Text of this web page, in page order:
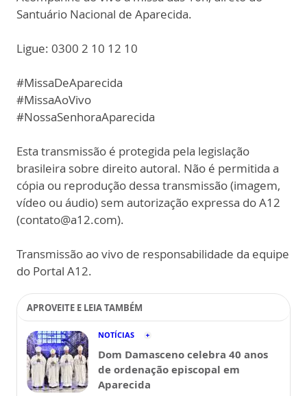
Santuário Nacional de Aparecida.
Ligue: 0300 2 10 12 10
#MissaDeAparecida
#MissaAoVivo
#NossaSenhoraAparecida
Esta transmissão é protegida pela legislação
brasileira sobre direito autoral. Não é permitida a
cópia ou reprodução dessa transmissão (imagem,
vídeo ou áudio) sem autorização expressa do A12
(contato@a12.com).
Transmissão ao vivo de responsabilidade da equipe
do Portal A12.
APROVEITE E LEIA TAMBÉM
NOTÍCIAS
Dom Damasceno celebra 40 anos
de ordenação episcopal em
Aparecida